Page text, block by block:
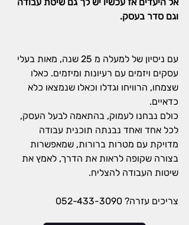
וגם סדר בעסק.
עם ניסיון של למעלה מ 25 שנה, מאות בעלי
עסקים ויזמים עם רעיונות ומיזמים. כאלו
שצמחו, הרוויחו וגדלו וכאלו שנמצאו כלא
כדאיים.
כולם נבחנו לעמוק, בהתאמה לבעל העסק,
לכל אחד ואחד נבנתה תוכנית עבודה
מדויקת עם מטרות ברורות, שמאפשרות
בצורה שקופה לראות את הדרך, לאמץ את
שיטות העבודה להצליח.
צריכים עזרה? 052-433-3090